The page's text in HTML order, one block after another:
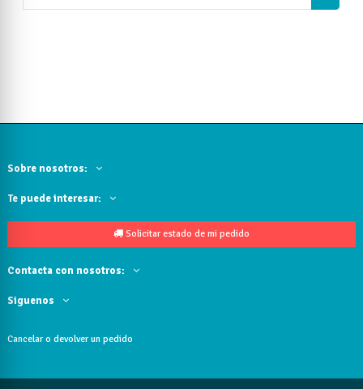
Sobre nosotros:
Te puede interesar:
Solicitar estado de mi pedido
Contacta con nosotros:
Siguenos
Cancelar o devolver un pedido